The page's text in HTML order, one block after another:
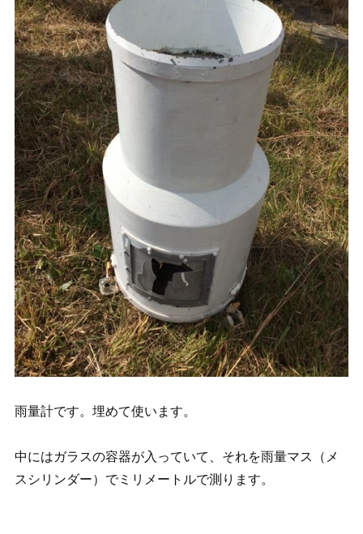
雨量計です。埋めて使います。
中にはガラスの容器が入っていて、それを雨量マス（メ
スシリンダー）でミリメートルで測ります。